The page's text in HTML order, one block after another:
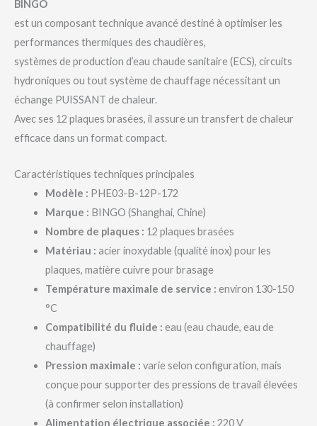
BINGO
est un composant technique avancé destiné à optimiser les
performances thermiques des chaudières,
systèmes de production d’eau chaude sanitaire (ECS), circuits
hydroniques ou tout système de chauffage nécessitant un
échange PUISSANT de chaleur.
Avec ses 12 plaques brasées, il assure un transfert de chaleur
efficace dans un format compact.
Caractéristiques techniques principales
Modèle : PHE03-B-12P-172
Marque : BINGO (Shanghai, Chine)
Nombre de plaques : 12 plaques brasées
Matériau : acier inoxydable (qualité inox) pour les
plaques, matière cuivre pour brasage
Température maximale de service : environ 130-150
°C
Compatibilité du fluide : eau (eau chaude, eau de
chauffage)
Pression maximale : varie selon configuration, mais
conçue pour supporter des pressions de travail élevées
(à confirmer selon installation)
Alimentation électrique associée : 220 V